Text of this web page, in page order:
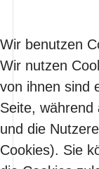
Wir benutzen
Wir nutzen
von ihnen sind
Seite, während
und die
Cookies). Sie